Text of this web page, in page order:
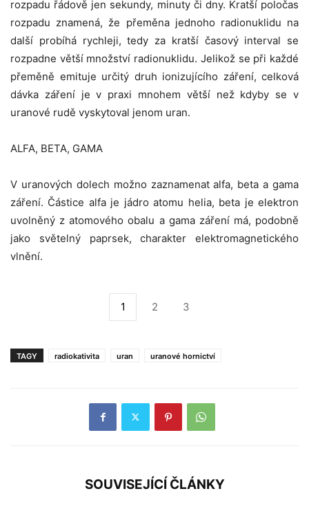
rozpadu řádově jen sekundy, minuty či dny. Kratší poločas
rozpadu znamená, že přeměna jednoho radionuklidu na
další probíhá rychleji, tedy za kratší časový interval se
rozpadne větší množství radionuklidu. Jelikož se při každé
přeměně emituje určitý druh ionizujícího záření, celková
dávka záření je v praxi mnohem větší než kdyby se v
uranové rudě vyskytoval jenom uran.
ALFA, BETA, GAMA
V uranových dolech možno zaznamenat alfa, beta a gama
záření. Částice alfa je jádro atomu helia, beta je elektron
uvolněný z atomového obalu a gama záření má, podobně
jako světelný paprsek, charakter elektromagnetického
vlnění.
1 2 3
TAGY radiokativita uran uranové hornictví
SOUVISEJÍCÍ ČLÁNKY